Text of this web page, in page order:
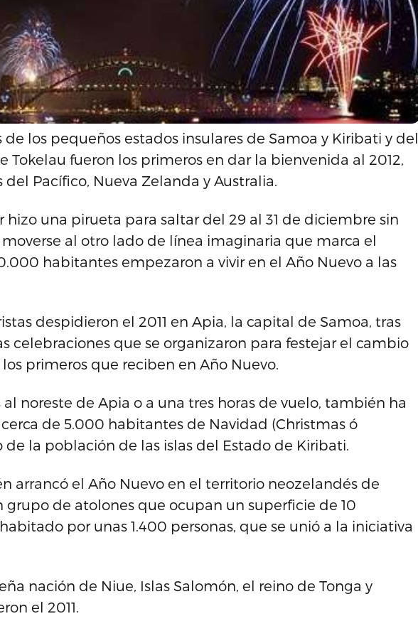
de los pequeños estados insulares de Samoa y Kiribati y del
Tokelau fueron los primeros en dar la bienvenida al 2012,
del Pacífico, Nueva Zelanda y Australia.
hizo una pirueta para saltar del 29 al 31 de diciembre sin
al otro lado de línea imaginaria que marca el
habitantes empezaron a vivir en el Año Nuevo a las
despidieron el 2011 en Apia, la capital de Samoa, tras
celebraciones que se organizaron para festejar el cambio
primeros que reciben en Año Nuevo.
noreste de Apia o a una tres horas de vuelo, también ha
de 5.000 habitantes de Navidad (Christmas ó
de la población de las islas del Estado de Kiribati.
arrancó el Año Nuevo en el territorio neozelandés de
grupo de atolones que ocupan un superficie de 10
por unas 1.400 personas, que se unió a la iniciativa
nación de Niue, Islas Salomón, el reino de Tonga y
el 2011.